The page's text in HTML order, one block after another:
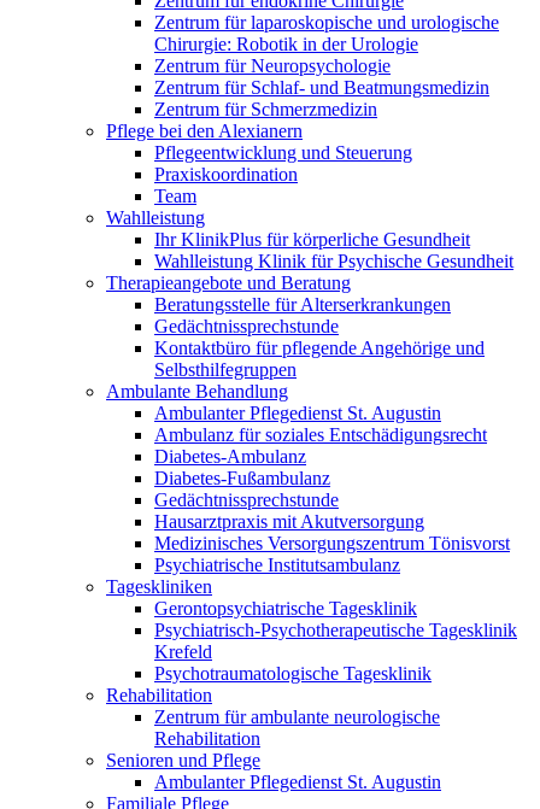
Zentrum für laparoskopische und urologische
Chirurgie: Robotik in der Urologie
Zentrum für Neuropsychologie
Zentrum für Schlaf- und Beatmungsmedizin
Zentrum für Schmerzmedizin
Pflege bei den Alexianern
Pflegeentwicklung und Steuerung
Praxiskoordination
Team
Wahlleistung
Ihr KlinikPlus für körperliche Gesundheit
Wahlleistung Klinik für Psychische Gesundheit
Therapieangebote und Beratung
Beratungsstelle für Alterserkrankungen
Gedächtnissprechstunde
Kontaktbüro für pflegende Angehörige und
Selbsthilfegruppen
Ambulante Behandlung
Ambulanter Pflegedienst St. Augustin
Ambulanz für soziales Entschädigungsrecht
Diabetes-Ambulanz
Diabetes-Fußambulanz
Gedächtnissprechstunde
Hausarztpraxis mit Akutversorgung
Medizinisches Versorgungszentrum Tönisvorst
Psychiatrische Institutsambulanz
Tageskliniken
Gerontopsychiatrische Tagesklinik
Psychiatrisch-Psychotherapeutische Tagesklinik
Krefeld
Psychotraumatologische Tagesklinik
Rehabilitation
Zentrum für ambulante neurologische
Rehabilitation
Senioren und Pflege
Ambulanter Pflegedienst St. Augustin
Familiale Pflege